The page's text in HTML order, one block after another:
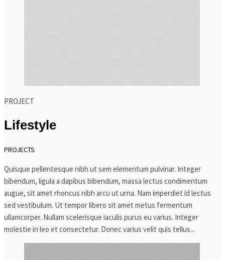
PROJECT
Lifestyle
PROJECTS
Quisque pellentesque nibh ut sem elementum pulvinar. Integer
bibendum, ligula a dapibus bibendum, massa lectus condimentum
augue, sit amet rhoncus nibh arcu ut urna. Nam imperdiet id lectus
sed vestibulum. Ut tempor libero sit amet metus fermentum
ullamcorper. Nullam scelerisque iaculis purus eu varius. Integer
molestie in leo et consectetur. Donec varius velit quis tellus...